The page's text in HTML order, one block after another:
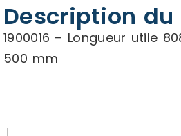
Description
1900016 – Longueur utile
500 mm